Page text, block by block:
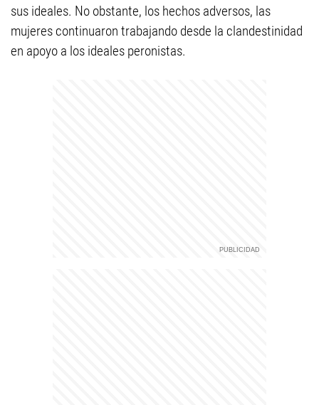
sus ideales. No obstante, los hechos adversos, las
mujeres continuaron trabajando desde la clandestinidad
en apoyo a los ideales peronistas.